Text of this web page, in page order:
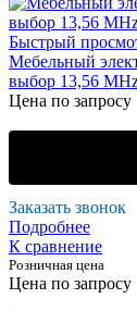
Быстрый
Мебельный
выбор 13,56
Цена по запросу
Заказать звонок
Подробнее
К сравнение
Розничная цена
Цена по запросу